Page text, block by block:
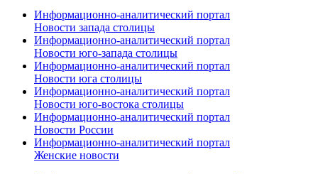
Информационно-аналитический портал
Новости запада столицы
Информационно-аналитический портал
Новости юго-запада столицы
Информационно-аналитический портал
Новости юга столицы
Информационно-аналитический портал
Новости юго-востока столицы
Информационно-аналитический портал
Новости России
Информационно-аналитический портал
Женские новости